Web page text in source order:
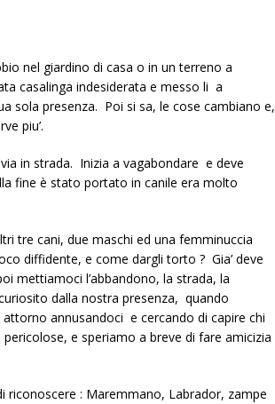
nel giardino di casa o in un terreno a
casalinga indesiderata e messo li a
sola presenza. Poi si sa, le cose cambiano e,
piu’.
in strada. Inizia a vagabondare e deve
fine è stato portato in canile era molto
tre cani, due maschi ed una femminuccia
diffidente, e come dargli torto ? Gia’ deve
mettiamoci l’abbandono, la strada, la
dalla nostra presenza, quando
annusandoci e cercando di capire chi
e speriamo a breve di fare amicizia
riconoscere : Maremmano, Labrador, zampe